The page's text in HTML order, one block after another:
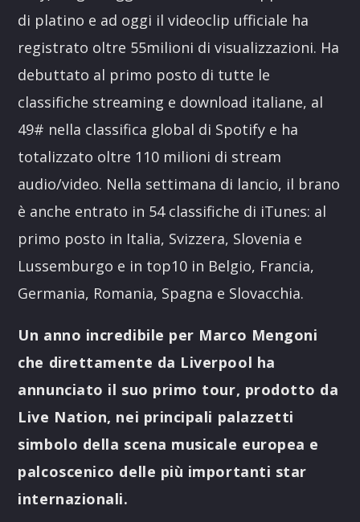
di platino e ad oggi il videoclip ufficiale ha
registrato oltre 55milioni di visualizzazioni. Ha
debuttato al primo posto di tutte le
classifiche streaming e download italiane, al
49# nella classifica global di Spotify e ha
totalizzato oltre 110 milioni di stream
audio/video. Nella settimana di lancio, il brano
è anche entrato in 54 classifiche di iTunes: al
primo posto in Italia, Svizzera, Slovenia e
Lussemburgo e in top10 in Belgio, Francia,
Germania, Romania, Spagna e Slovacchia.
Un anno incredibile per Marco Mengoni
che direttamente da Liverpool ha
annunciato il suo primo tour, prodotto da
Live Nation, nei principali palazzetti
simbolo della scena musicale europea e
palcoscenico delle più importanti star
internazionali.